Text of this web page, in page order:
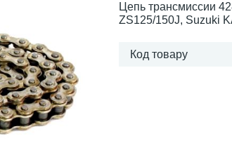
Цепь трансмиссии
ZS125/150J, Suzuki
Код товару